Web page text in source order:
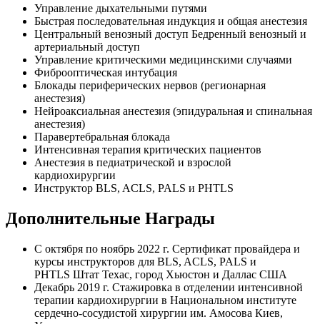
Управление дыхательными путями
Быстрая последовательная индукция и общая анестезия
Центральный венозный доступ Бедренный венозный и
артериальный доступ
Управление критическими медицинскими случаями
Фиброоптическая интубация
Блокады периферических нервов (регионарная
анестезия)
Нейроаксиальная анестезия (эпидуральная и спинальная
анестезия)
Паравертебральная блокада
Интенсивная терапия критических пациентов
Анестезия в педиатрической и взрослой
кардиохирургии
Инструктор BLS, ACLS, PALS и PHTLS
Дополнительные Награды
С октября по ноябрь 2022 г. Сертификат провайдера и
курсы инструкторов для BLS, ACLS, PALS и
PHTLS Штат Техас, город Хьюстон и Даллас США
Декабрь 2019 г. Стажировка в отделении интенсивной
терапии кардиохирургии в Национальном институте
сердечно-сосудистой хирургии им. Амосова Киев,